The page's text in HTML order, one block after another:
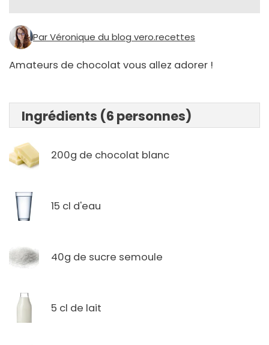
Par Véronique du blog vero.recettes
Amateurs de chocolat vous allez adorer !
Ingrédients (6 personnes)
200g de chocolat blanc
15 cl d'eau
40g de sucre semoule
5 cl de lait